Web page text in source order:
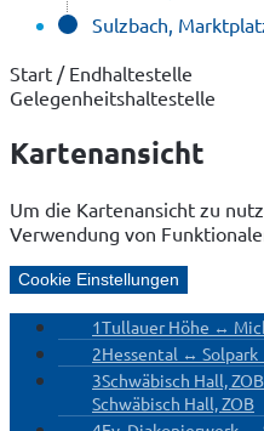
Sulzbach,
Start / Endhaltestelle
Gelegenheitshaltestelle
Kartenansicht
Um die Kartenansicht zu
Verwendung von
Cookie Einstellungen
1Tullauer Höhe ↔
2Hessental ↔
3Schwäbisch Hall,
Schwäbisch Hall, ZOB